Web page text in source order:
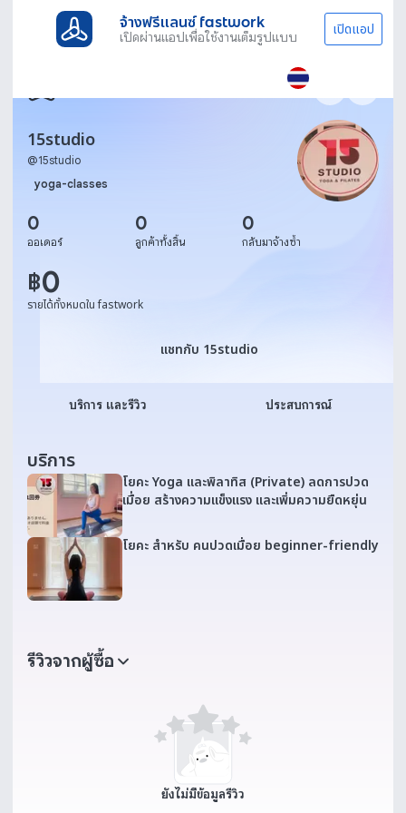
จ้างฟรีแลนซ์ fastwork
เปิดผ่านแอปเพื่อใช้งานเต็มรูปแบบ เปิดแอป
15studio
@15studio
yoga-classes
0
ออเดอร์
0
ลูกค้าทั้งสิ้น
0
กลับมาจ้างซ้ำ
฿0
รายได้ทั้งหมดใน fastwork
แชทกับ 15studio
แชทกับ 15studio
บริการ และรีวิว ประสบการณ์
บริการ
โยคะ Yoga และพิลาทิส (Private) ลดการปวด
เมื่อย สร้างความแข็งแรง และเพิ่มความยืดหยุ่น
โยคะ สำหรับ คนปวดเมื่อย beginner-friendly
รีวิวจากผู้ซื้อ
ยังไม่มีข้อมูลรีวิว